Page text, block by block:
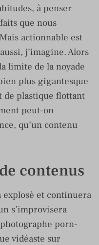
à penser
que nous
actionnable est
j’imagine. Alors
limite de la noyade
plus gigantesque
de plastique flottant
peut-on
qu’un contenu
contenus
explosé et continuera
s’improvisera
porn-
vidéaste sur